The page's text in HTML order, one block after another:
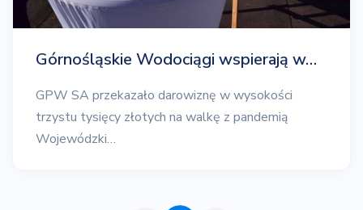
Górnośląskie Wodociągi wspierają w…
GPW SA przekazało darowiznę w wysokości
trzystu tysięcy złotych na walkę z pandemią
Wojewódzki…